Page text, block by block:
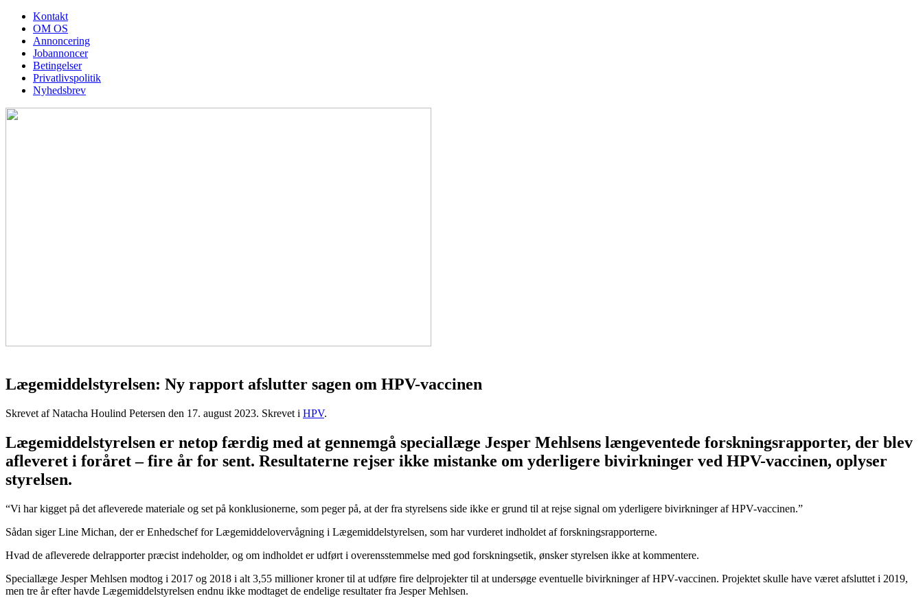
Kontakt
OM OS
Annoncering
Jobannoncer
Betingelser
Privatlivspolitik
Nyhedsbrev
Lægemiddelstyrelsen: Ny rapport afslutter sagen om HPV-vaccinen
Skrevet af Natacha Houlind Petersen den 17. august 2023. Skrevet i HPV.
Lægemiddelstyrelsen er netop færdig med at gennemgå speciallæge Jesper Mehlsens længeventede forskningsrapporter, der blev
afleveret i foråret – fire år for sent. Resultaterne rejser ikke mistanke om yderligere bivirkninger ved HPV-vaccinen, oplyser
styrelsen.
“Vi har kigget på det afleverede materiale og set på konklusionerne, som peger på, at der fra styrelsens side ikke er grund til at rejse signal om yderligere bivirkninger af HPV-vaccinen.”
Sådan siger Line Michan, der er Enhedschef for Lægemiddelovervågning i Lægemiddelstyrelsen, som har vurderet indholdet af forskningsrapporterne.
Hvad de afleverede delrapporter præcist indeholder, og om indholdet er udført i overensstemmelse med god forskningsetik, ønsker styrelsen ikke at kommentere.
Speciallæge Jesper Mehlsen modtog i 2017 og 2018 i alt 3,55 millioner kroner til at udføre fire delprojekter til at undersøge eventuelle bivirkninger af HPV-vaccinen. Projektet skulle have været afsluttet i 2019,
men tre år efter havde Lægemiddelstyrelsen endnu ikke modtaget de endelige resultater fra Jesper Mehlsen.